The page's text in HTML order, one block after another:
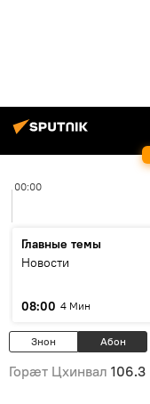
00:00
Главные темы
Новости
08:00 4 Мин
Знон Абон
Горӕт Цхинвал 106.3